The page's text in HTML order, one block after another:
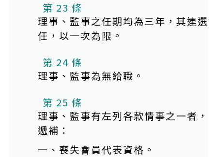
第 23 條
理事、監事之任期均為三年，其連選
任，以一次為限。
第 24 條
理事、監事為無給職。
第 25 條
理事、監事有左列各款情事之一者，
遞補：
一、喪失會員代表資格。